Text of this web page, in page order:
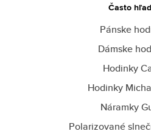
Často
Pánske
Dámske
Hodinky
Hodinky
Náramky
Polarizované